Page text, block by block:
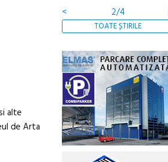
alte
de Arta
<
2/4
TOATE ȘTIRILE